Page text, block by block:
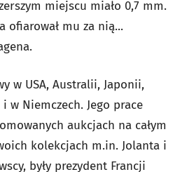
miejscu miało 0,7 mm.
ofiarował mu za nią...
w USA, Australii, Japonii,
i w Niemczech. Jego prace
aukcjach na całym
kolekcjach m.in. Jolanta i
były prezydent Francji